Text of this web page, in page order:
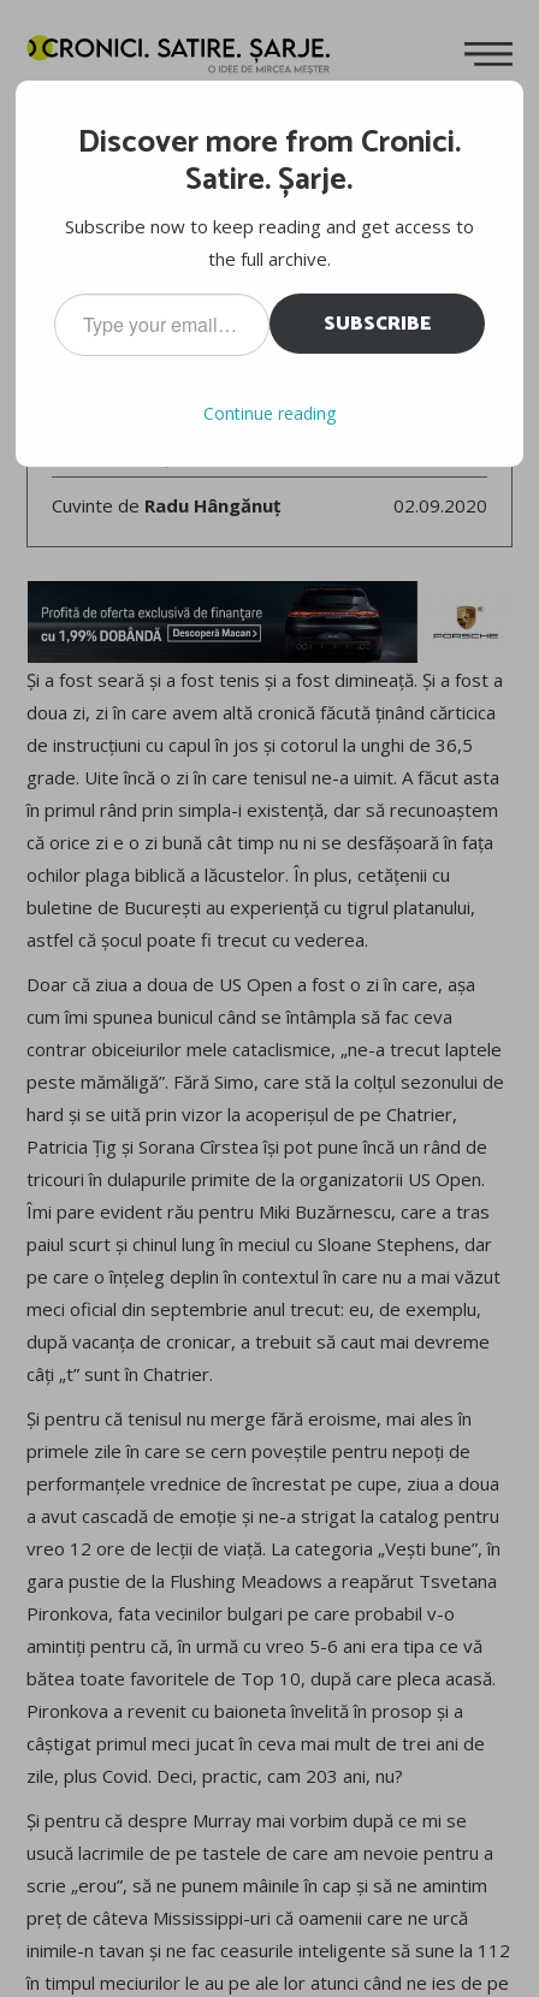
TENIS: US OPEN 2020, FAZA PE REVER
PATRICIA ȚIG – KURUMI NARA 6-1, 6-0
Cuvinte de Radu Hângănuț 02.09.2020
Și a fost seară și a fost tenis și a fost dimineață. Și a fost a
doua zi, zi în care avem altă cronică făcută ținând cărticica
de instrucțiuni cu capul în jos și cotorul la unghi de 36,5
grade. Uite încă o zi în care tenisul ne-a uimit. A făcut asta
în primul rând prin simpla-i existență, dar să recunoaștem
că orice zi e o zi bună cât timp nu ni se desfășoară în fața
ochilor plaga biblică a lăcustelor. În plus, cetățenii cu
buletine de București au experiență cu tigrul platanului,
astfel că șocul poate fi trecut cu vederea.
Doar că ziua a doua de US Open a fost o zi în care, așa
cum îmi spunea bunicul când se întâmpla să fac ceva
contrar obiceiurilor mele cataclismice, „ne-a trecut laptele
peste mămăligă”. Fără Simo, care stă la colțul sezonului de
hard și se uită prin vizor la acoperișul de pe Chatrier,
Patricia Țig și Sorana Cîrstea își pot pune încă un rând de
tricouri în dulapurile primite de la organizatorii US Open.
Îmi pare evident rău pentru Miki Buzărnescu, care a tras
paiul scurt și chinul lung în meciul cu Sloane Stephens, dar
pe care o înțeleg deplin în contextul în care nu a mai văzut
meci oficial din septembrie anul trecut: eu, de exemplu,
după vacanța de cronicar, a trebuit să caut mai devreme
câți „t” sunt în Chatrier.
Și pentru că tenisul nu merge fără eroisme, mai ales în
primele zile în care se cern poveștile pentru nepoți de
performanțele vrednice de încrestat pe cupe, ziua a doua
a avut cascadă de emoție și ne-a strigat la catalog pentru
vreo 12 ore de lecții de viață. La categoria „Vești bune”, în
gara pustie de la Flushing Meadows a reapărut Tsvetana
Pironkova, fata vecinilor bulgari pe care probabil v-o
amintiți pentru că, în urmă cu vreo 5-6 ani era tipa ce vă
bătea toate favoritele de Top 10, după care pleca acasă.
Pironkova a revenit cu baioneta învelită în prosop și a
câștigat primul meci jucat în ceva mai mult de trei ani de
zile, plus Covid. Deci, practic, cam 203 ani, nu?
Și pentru că despre Murray mai vorbim după ce mi se
usucă lacrimile de pe tastele de care am nevoie pentru a
scrie „erou”, să ne punem mâinile în cap și să ne amintim
preț de câteva Mississippi-uri că oamenii care ne urcă
inimile-n tavan și ne fac ceasurile inteligente să sune la 112
în timpul meciurilor le au pe ale lor atunci când ne ies de pe
Discover more from Cronici.
Satire. Șarje.
Subscribe now to keep reading and get access to
the full archive.
Type
your
email…
SUBSCRIBE
Continue reading